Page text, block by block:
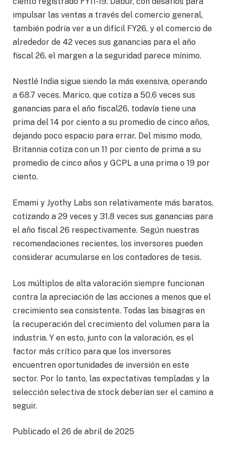
impulsar las ventas a través del comercio general,
también podría ver a un difícil FY26, y el comercio de
alrededor de 42 veces sus ganancias para el año
fiscal 26, el margen a la seguridad parece mínimo.
Nestlé India sigue siendo la más exensiva, operando
a 68.7 veces. Marico, que cotiza a 50.6 veces sus
ganancias para el año fiscal26, todavía tiene una
prima del 14 por ciento a su promedio de cinco años,
dejando poco espacio para errar. Del mismo modo,
Britannia cotiza con un 11 por ciento de prima a su
promedio de cinco años y GCPL a una prima o 19 por
ciento.
Emami y Jyothy Labs son relativamente más baratos,
cotizando a 29 veces y 31.8 veces sus ganancias para
el año fiscal 26 respectivamente. Según nuestras
recomendaciones recientes, los inversores pueden
considerar acumularse en los contadores de tesis.
Los múltiplos de alta valoración siempre funcionan
contra la apreciación de las acciones a menos que el
crecimiento sea consistente. Todas las bisagras en
la recuperación del crecimiento del volumen para la
industria. Y en esto, junto con la valoración, es el
factor más crítico para que los inversores
encuentren oportunidades de inversión en este
sector. Por lo tanto, las expectativas templadas y la
selección selectiva de stock deberían ser el camino a
seguir.
Publicado el 26 de abril de 2025